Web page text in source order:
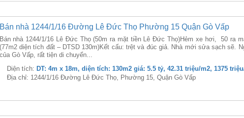
Bán nhà 1244/1/16 Đường Lê Đức Thọ Phường 15 Quận Gò Vấp
Bán nhà 1244/1/16 Lê Đức Thọ (50m ra mặt tiền Lê Đức Thọ)Hẻm xe hơi, 50 ra
(77m2 diện tích đất – DTSD 130m)Kết cấu: trệt và đúc giả. Nhà mới sửa sạch sẽ.
của Gò Vấp, rất tiện di chuyển...
Diện tích: DT: 4m x 18m, diện tích: 130m2 giá: 5.5 tỷ, 42.31 triệu/m2, 1375
Địa chỉ: 1244/1/16 Đường Lê Đức Thọ, Phường 15, Quận Gò Vấp